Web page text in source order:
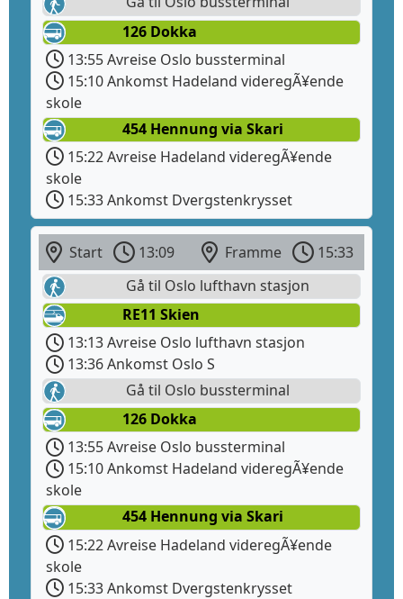
126 Dokka
13:55 Avreise Oslo bussterminal
15:10 Ankomst Hadeland videregÃ¥ende
skole
454 Hennung via Skari
15:22 Avreise Hadeland videregÃ¥ende
skole
15:33 Ankomst Dvergstenkrysset
Start 13:09 Framme
15:33
Gå til Oslo lufthavn stasjon
RE11 Skien
13:13 Avreise Oslo lufthavn stasjon
13:36 Ankomst Oslo S
Gå til Oslo bussterminal
126 Dokka
13:55 Avreise Oslo bussterminal
15:10 Ankomst Hadeland videregÃ¥ende
skole
454 Hennung via Skari
15:22 Avreise Hadeland videregÃ¥ende
skole
15:33 Ankomst Dvergstenkrysset